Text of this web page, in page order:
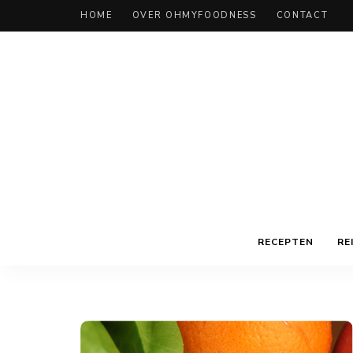
HOME OVER OHMYFOODNESS CONTACT
RECEPTEN